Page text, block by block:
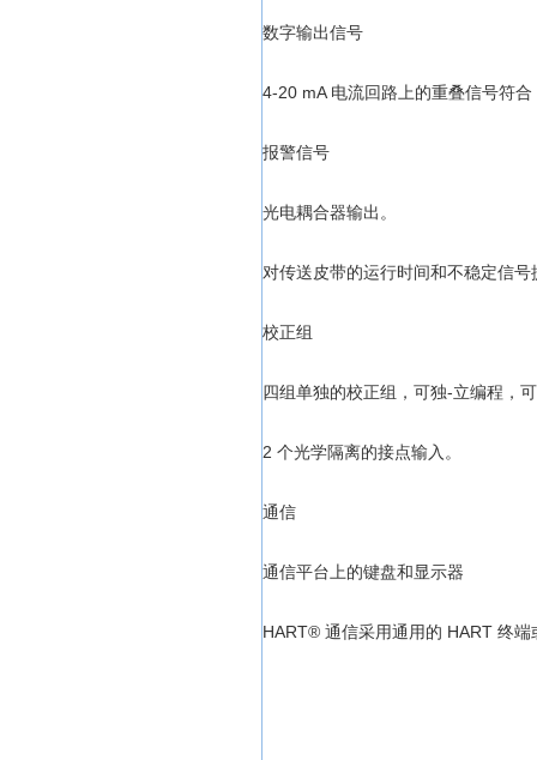
数字输出信号
4-20 mA 电流回路上的重叠信号符
报警信号
光电耦合器输出。
对传送皮带的运行时间和不稳定信号
校正组
四组单独的校正组，可独-立编程，
2 个光学隔离的接点输入。
通信
通信平台上的键盘和显示器
HART® 通信采用通用的 HART 终